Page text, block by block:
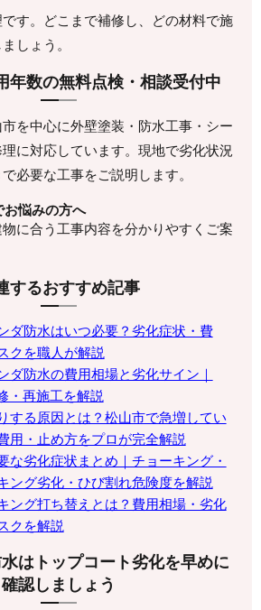
す。どこまで補修し、どの材料で施
しょう。
年数の無料点検・相談受付中
を中心に外壁塗装・防水工事・シー
に対応しています。現地で劣化状況
必要な工事をご説明します。
お悩みの方へ
に合う工事内容を分かりやすくご案
するおすすめ記事
ダ防水はいつ必要？劣化症状・費
クを職人が解説
ダ防水の費用相場と劣化サイン｜
・再施工を解説
する原因とは？松山市で急増してい
用・止め方をプロが完全解説
な劣化症状まとめ｜チョーキング・
ング劣化・ひび割れ危険度を解説
ング打ち替えとは？費用相場・劣化
クを解説
はトップコート劣化を早めに
確認しましょう